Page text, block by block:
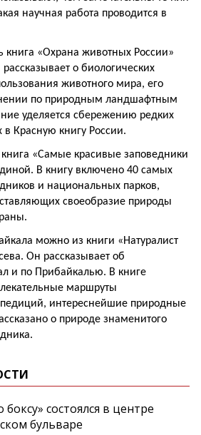
научная работа проводится в
книга «Охрана животных России»
о биологических
животного мира, его
по природным ландшафтным
уделяется сбережению редких
Красную книгу России.
книга «Самые красивые заповедники
В книгу включено 40 самых
и национальных парков,
своеобразие природы
можно из книги «Натуралист
Он рассказывает об
и по Прибайкалью. В книге
маршруты
интереснейшие природные
о природе знаменитого
состоялся в центре
бульваре